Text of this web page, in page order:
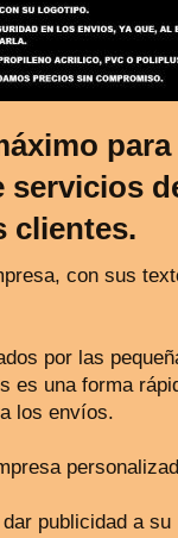
para
servicios
clientes.
con sus
por las
es una forma
los envíos.
publicidad a su